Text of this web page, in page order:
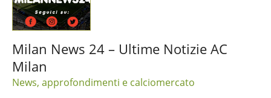
Milan News 24 – Ultime Notizie AC
Milan
News, approfondimenti e calciomercato